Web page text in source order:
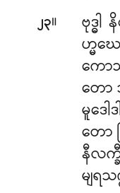
၂၃။
ဗုဒ္ဓါ
ဟ္မဃ
ကော
တော
မူဒေ
တော
နီလ
မျရသ